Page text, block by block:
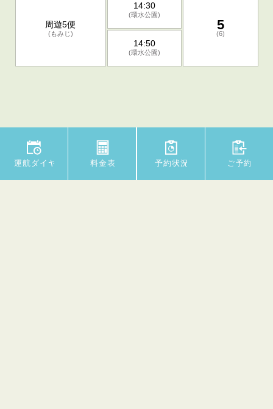
周遊5便
(もみじ)
14:30
(環水公園)
5
(6)
14:50
(環水公園)